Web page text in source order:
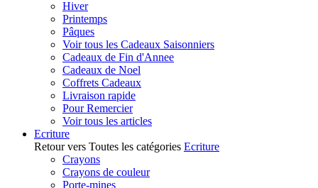
Hiver
Printemps
Pâques
Voir tous les Cadeaux Saisonniers
Cadeaux de Fin d'Annee
Cadeaux de Noel
Coffrets Cadeaux
Livraison rapide
Pour Remercier
Voir tous les articles
Ecriture
Retour vers Toutes les catégories Ecriture
Crayons
Crayons de couleur
Porte-mines